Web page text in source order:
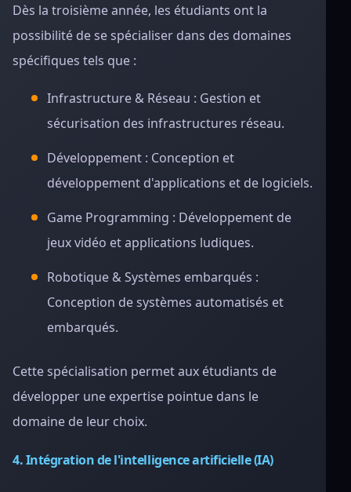
Dès la troisième année, les étudiants ont la
possibilité de se spécialiser dans des domaines
spécifiques tels que :
Infrastructure & Réseau : Gestion et
sécurisation des infrastructures réseau.
Développement : Conception et
développement d'applications et de logiciels.
Game Programming : Développement de
jeux vidéo et applications ludiques.
Robotique & Systèmes embarqués :
Conception de systèmes automatisés et
embarqués.
Cette spécialisation permet aux étudiants de
développer une expertise pointue dans le
domaine de leur choix.
4. Intégration de l'intelligence artificielle (IA)